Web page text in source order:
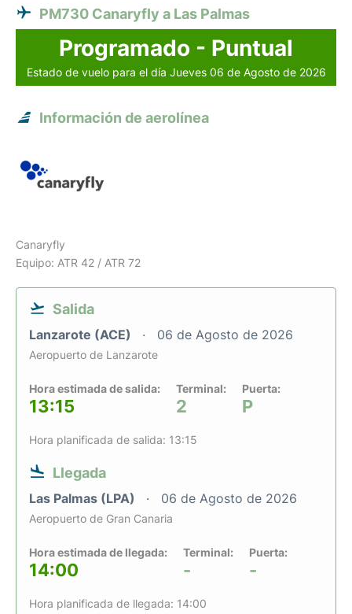
PM730 Canaryfly a Las Palmas
Programado - Puntual
Estado de vuelo para el día Jueves 06 de Agosto de 2026
Información de aerolínea
Canaryfly
Equipo: ATR 42 / ATR 72
Salida
Lanzarote (ACE) 06 de Agosto de 2026
Aeropuerto de Lanzarote
Hora estimada de salida:
13:15
Terminal:
2
Puerta:
P
Hora planificada de salida: 13:15
Llegada
Las Palmas (LPA) 06 de Agosto de 2026
Aeropuerto de Gran Canaria
Hora estimada de llegada:
14:00
Terminal:
-
Puerta:
-
Hora planificada de llegada: 14:00